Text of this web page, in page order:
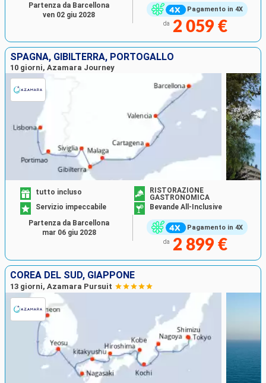
Pagamento in 4X
da 2 059 €
Partenza da Barcellona
ven 02 giu 2028
SPAGNA, GIBILTERRA, PORTOGALLO
10 giorni, Azamara Journey
Pagamento in 4X
tutto incluso
RISTORAZIONE
GASTRONOMICA
Servizio impeccabile
Bevande All-Inclusive
da 2 899 €
Partenza da Barcellona
mar 06 giu 2028
COREA DEL SUD, GIAPPONE
13 giorni, Azamara Pursuit